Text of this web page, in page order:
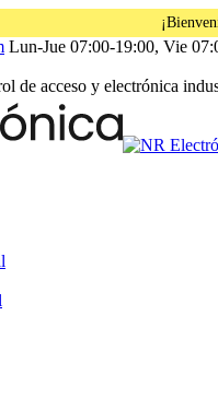
Lun-Jue 07:00-19:00, Vie
de acceso y electrónica